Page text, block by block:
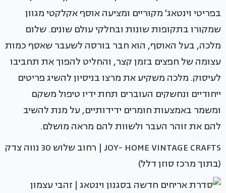
בפריטי וינטאג' מקוריים ומציעה אוסף אקלקטי מגוון
שמקורו בתקופות שונות ובחלקי עולם שונים. שלום
מלכה, בעל האוסף, הוא חבר בורסה לשעבר שאסף כמות
עצומה של חפצים בזמן קצר, והחליט להפוך את תחביבו
לעיסוק. מלכה משקיע את מרצו בניסיון להשיג פריטים
ייחודיים ונחשקים העוברים תחת ידיו טיפול משקם
ומשמר באמצעות חומרים ידידותיים, על מנת להשיב
להם את זוהר העבר ולשוות להם מראה מושלם.
JOY- HOME VINTAGE CRAFTS | רחוב שלוש 30 נווה צדק
(בתוך מרכז סוזן דלל)